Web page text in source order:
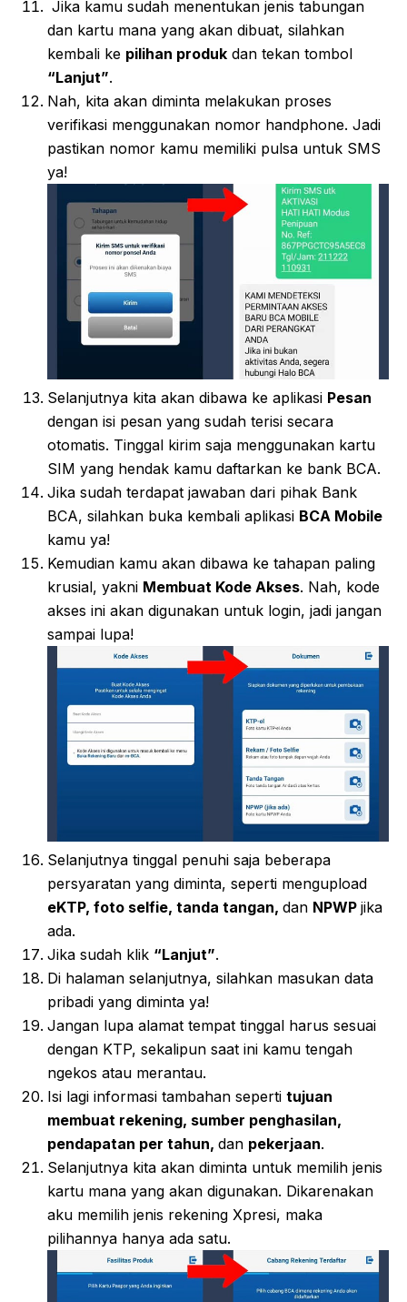
Jika kamu sudah menentukan jenis tabungan
dan kartu mana yang akan dibuat, silahkan
kembali ke pilihan produk dan tekan tombol
“Lanjut”.
Nah, kita akan diminta melakukan proses
verifikasi menggunakan nomor handphone. Jadi
pastikan nomor kamu memiliki pulsa untuk SMS
ya!
Selanjutnya kita akan dibawa ke aplikasi Pesan
dengan isi pesan yang sudah terisi secara
otomatis. Tinggal kirim saja menggunakan kartu
SIM yang hendak kamu daftarkan ke bank BCA.
Jika sudah terdapat jawaban dari pihak Bank
BCA, silahkan buka kembali aplikasi BCA Mobile
kamu ya!
Kemudian kamu akan dibawa ke tahapan paling
krusial, yakni Membuat Kode Akses. Nah, kode
akses ini akan digunakan untuk login, jadi jangan
sampai lupa!
Selanjutnya tinggal penuhi saja beberapa
persyaratan yang diminta, seperti mengupload
eKTP, foto selfie, tanda tangan, dan NPWP jika
ada.
Jika sudah klik “Lanjut”.
Di halaman selanjutnya, silahkan masukan data
pribadi yang diminta ya!
Jangan lupa alamat tempat tinggal harus sesuai
dengan KTP, sekalipun saat ini kamu tengah
ngekos atau merantau.
Isi lagi informasi tambahan seperti tujuan
membuat rekening, sumber penghasilan,
pendapatan per tahun, dan pekerjaan.
Selanjutnya kita akan diminta untuk memilih jenis
kartu mana yang akan digunakan. Dikarenakan
aku memilih jenis rekening Xpresi, maka
pilihannya hanya ada satu.